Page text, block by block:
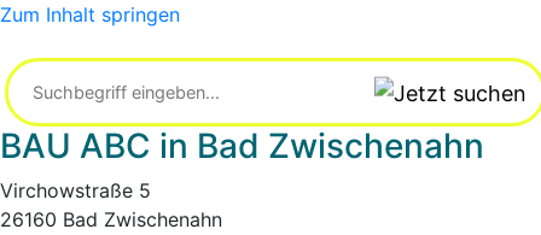
Zum Inhalt springen
BAU ABC in Bad Zwischenahn
Virchowstraße 5
26160 Bad Zwischenahn